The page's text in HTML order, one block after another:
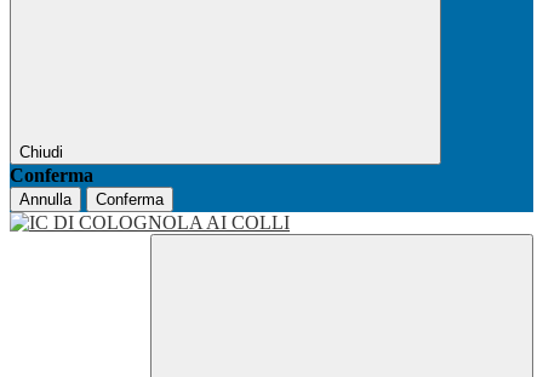
Chiudi
Conferma
Annulla Conferma